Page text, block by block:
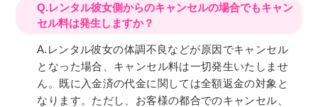
Q.レンタル彼女側からのキャンセルの場合でもキャン
セル料は発生しますか？
A.レンタル彼女の体調不良などが原因でキャンセル
となった場合、キャンセル料は一切発生いたしませ
ん。既に入金済の代金に関しては全額返金の対象と
なります。ただし、お客様の都合でのキャンセル、